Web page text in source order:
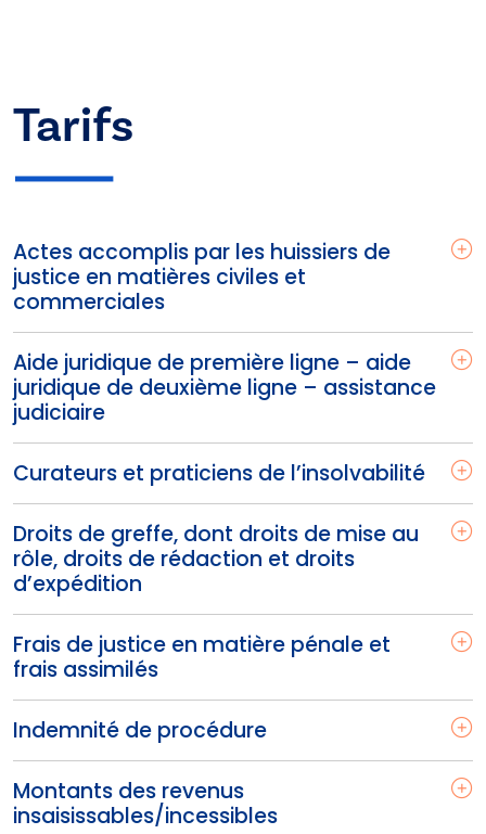
Tarifs
Actes accomplis par les huissiers de
justice en matières civiles et
commerciales
Aide juridique de première ligne – aide
juridique de deuxième ligne – assistance
judiciaire
Curateurs et praticiens de l’insolvabilité
Droits de greffe, dont droits de mise au
rôle, droits de rédaction et droits
d’expédition
Frais de justice en matière pénale et
frais assimilés
Indemnité de procédure
Montants des revenus
insaisissables/incessibles